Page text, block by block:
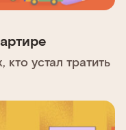
кто устал тратить